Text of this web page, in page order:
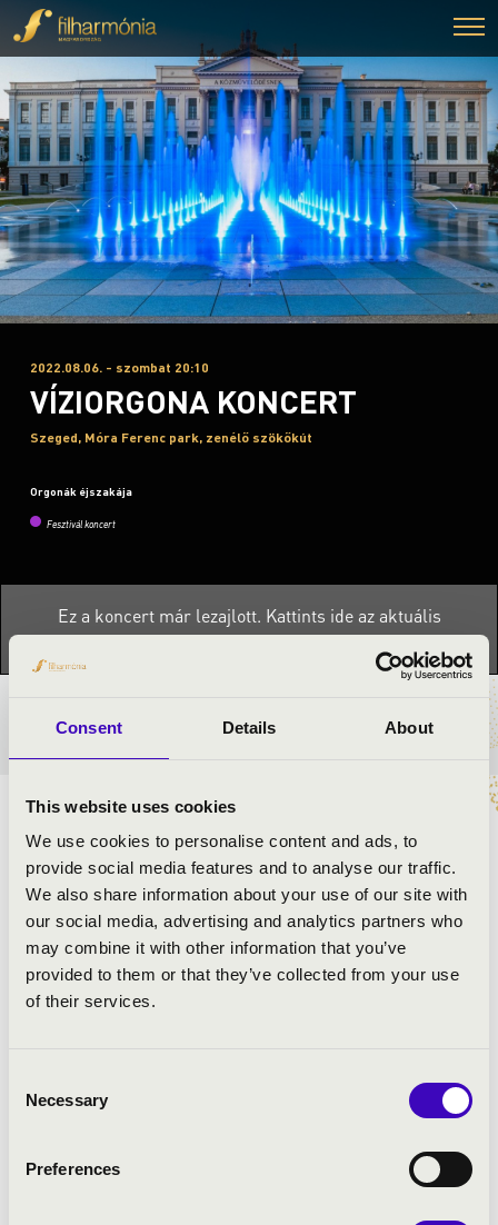
Consent Details About
This website uses cookies
We use cookies to personalise content and ads, to
provide social media features and to analyse our traffic.
We also share information about your use of our site with
our social media, advertising and analytics partners who
may combine it with other information that you’ve
provided to them or that they’ve collected from your use
of their services.
Selection
Necessary
Preferences
2022.08.06. - szombat 20:10
VÍZIORGONA KONCERT
Szeged, Móra Ferenc park, zenélő szökőkút
Orgonák éjszakája
Fesztivál koncert
Ez a koncert már lezajlott. Kattints ide az aktuális
programhoz:Orgonák éjszakája »
BÉRLET- ÉS JEGYÁRAK
dallamokkal és víz ihlette zeneművekkel.
A zenei aláfestést ezúttal nem felvételről hallhatjuk
majd, hanem két fiatal művész tolmácsolásában, akik
színes műsorral készülnek az Orgonák Éjszakájára.
Samodai Bence János